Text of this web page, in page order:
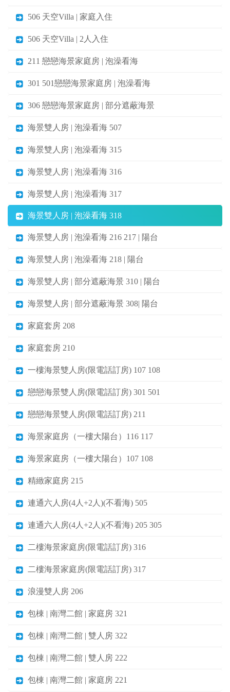
506 天空Villa | 家庭入住
506 天空Villa | 2人入住
211 戀戀海景家庭房 | 泡澡看海
301 501戀戀海景家庭房 | 泡澡看海
306 戀戀海景家庭房 | 部分遮蔽海景
海景雙人房 | 泡澡看海 507
海景雙人房 | 泡澡看海 315
海景雙人房 | 泡澡看海 316
海景雙人房 | 泡澡看海 317
海景雙人房 | 泡澡看海 318
海景雙人房 | 泡澡看海 216 217 | 陽台
海景雙人房 | 泡澡看海 218 | 陽台
海景雙人房 | 部分遮蔽海景 310 | 陽台
海景雙人房 | 部分遮蔽海景 308| 陽台
家庭套房 208
家庭套房 210
一樓海景雙人房(限電話訂房) 107 108
戀戀海景雙人房(限電話訂房) 301 501
戀戀海景雙人房(限電話訂房) 211
海景家庭房（一樓大陽台）116 117
海景家庭房（一樓大陽台）107 108
精緻家庭房 215
連通六人房(4人+2人)(不看海) 505
連通六人房(4人+2人)(不看海) 205 305
二樓海景家庭房(限電話訂房) 316
二樓海景家庭房(限電話訂房) 317
浪漫雙人房 206
包棟 | 南灣二館 | 家庭房 321
包棟 | 南灣二館 | 雙人房 322
包棟 | 南灣二館 | 雙人房 222
包棟 | 南灣二館 | 家庭房 221